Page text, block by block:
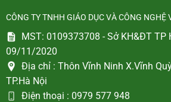
CÔNG TY TNHH GIÁO DỤC VÀ CÔNG NGHỆ
MST: 0109373708 - Sở KH&ĐT TP
09/11/2020
Địa chỉ : Thôn Vĩnh Ninh X.Vĩnh
TP.Hà Nội
Điện thoại : 0979 577 948